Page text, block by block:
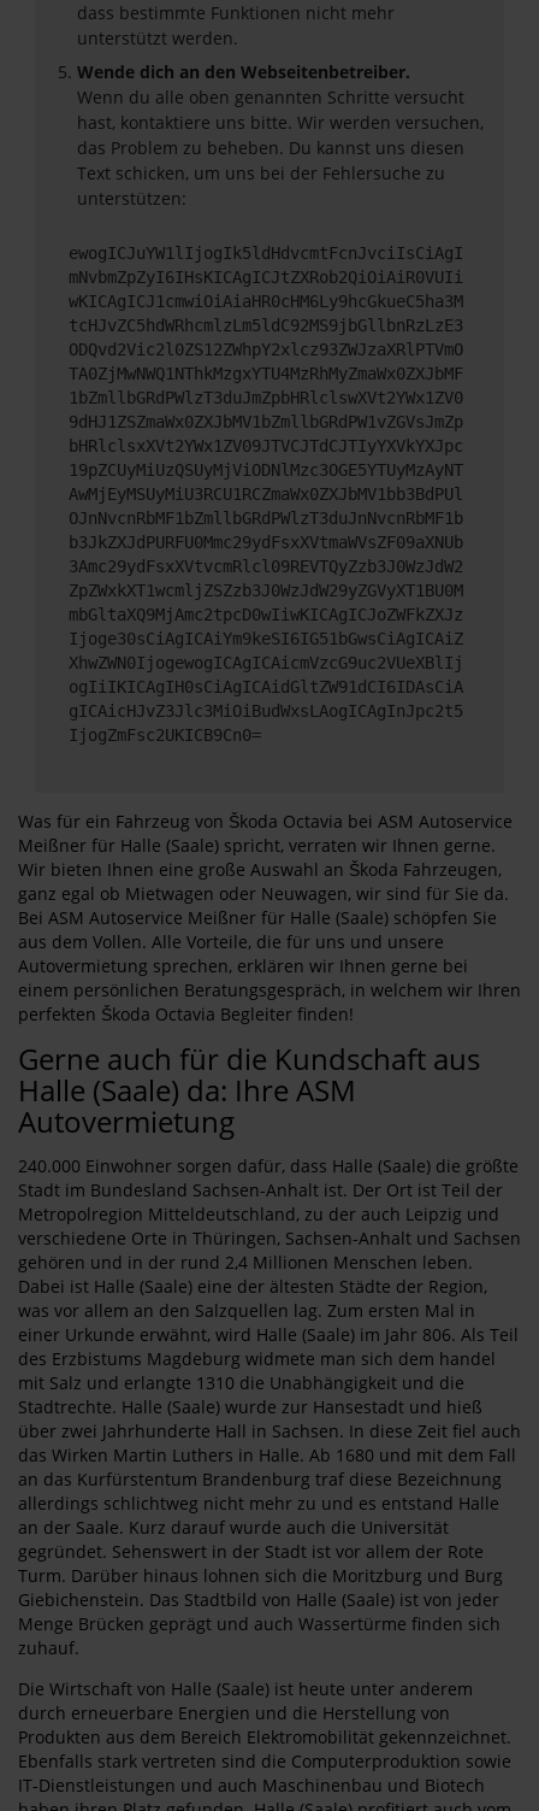
dass bestimmte Funktionen nicht mehr
unterstützt werden.
Wende dich an den Webseitenbetreiber.
Wenn du alle oben genannten Schritte versucht
hast, kontaktiere uns bitte. Wir werden versuchen,
das Problem zu beheben. Du kannst uns diesen
Text schicken, um uns bei der Fehlersuche zu
unterstützen:
ewogICJuYW1lIjogIk5ldHdvcmtFcnJvciIsCiAgI
mNvbmZpZyI6IHsKICAgICJtZXRob2QiOiAiR0VUIi
wKICAgICJ1cmwiOiAiaHR0cHM6Ly9hcGkueC5ha3M
tcHJvZC5hdWRhcmlzLm5ldC92MS9jbGllbnRzLzE3
ODQvd2Vic2l0ZS12ZWhpY2xlcz93ZWJzaXRlPTVmO
TA0ZjMwNWQ1NThkMzgxYTU4MzRhMyZmaWx0ZXJbMF
1bZmllbGRdPWlzT3duJmZpbHRlclswXVt2YWx1ZV0
9dHJ1ZSZmaWx0ZXJbMV1bZmllbGRdPW1vZGVsJmZp
bHRlclsxXVt2YWx1ZV09JTVCJTdCJTIyYXVkYXJpc
19pZCUyMiUzQSUyMjViODNlMzc3OGE5YTUyMzAyNT
AwMjEyMSUyMiU3RCU1RCZmaWx0ZXJbMV1bb3BdPUl
OJnNvcnRbMF1bZmllbGRdPWlzT3duJnNvcnRbMF1b
b3JkZXJdPURFU0Mmc29ydFsxXVtmaWVsZF09aXNUb
3Amc29ydFsxXVtvcmRlcl09REVTQyZzb3J0WzJdW2
ZpZWxkXT1wcmljZSZzb3J0WzJdW29yZGVyXT1BU0M
mbGltaXQ9MjAmc2tpcD0wIiwKICAgICJoZWFkZXJz
Ijoge30sCiAgICAiYm9keSI6IG51bGwsCiAgICAiZ
XhwZWN0IjogewogICAgICAicmVzcG9uc2VUeXBlIj
ogIiIKICAgIH0sCiAgICAidGltZW91dCI6IDAsCiA
gICAicHJvZ3Jlc3MiOiBudWxsLAogICAgInJpc2t5
IjogZmFsc2UKICB9Cn0=
Was für ein Fahrzeug von Škoda Octavia bei ASM Autoservice
Meißner für Halle (Saale) spricht, verraten wir Ihnen gerne.
Wir bieten Ihnen eine große Auswahl an Škoda Fahrzeugen,
ganz egal ob Mietwagen oder Neuwagen, wir sind für Sie da.
Bei ASM Autoservice Meißner für Halle (Saale) schöpfen Sie
aus dem Vollen. Alle Vorteile, die für uns und unsere
Autovermietung sprechen, erklären wir Ihnen gerne bei
einem persönlichen Beratungsgespräch, in welchem wir Ihren
perfekten Škoda Octavia Begleiter finden!
Gerne auch für die Kundschaft aus
Halle (Saale) da: Ihre ASM
Autovermietung
240.000 Einwohner sorgen dafür, dass Halle (Saale) die größte
Stadt im Bundesland Sachsen-Anhalt ist. Der Ort ist Teil der
Metropolregion Mitteldeutschland, zu der auch Leipzig und
verschiedene Orte in Thüringen, Sachsen-Anhalt und Sachsen
gehören und in der rund 2,4 Millionen Menschen leben.
Dabei ist Halle (Saale) eine der ältesten Städte der Region,
was vor allem an den Salzquellen lag. Zum ersten Mal in
einer Urkunde erwähnt, wird Halle (Saale) im Jahr 806. Als Teil
des Erzbistums Magdeburg widmete man sich dem handel
mit Salz und erlangte 1310 die Unabhängigkeit und die
Stadtrechte. Halle (Saale) wurde zur Hansestadt und hieß
über zwei Jahrhunderte Hall in Sachsen. In diese Zeit fiel auch
das Wirken Martin Luthers in Halle. Ab 1680 und mit dem Fall
an das Kurfürstentum Brandenburg traf diese Bezeichnung
allerdings schlichtweg nicht mehr zu und es entstand Halle
an der Saale. Kurz darauf wurde auch die Universität
gegründet. Sehenswert in der Stadt ist vor allem der Rote
Turm. Darüber hinaus lohnen sich die Moritzburg und Burg
Giebichenstein. Das Stadtbild von Halle (Saale) ist von jeder
Menge Brücken geprägt und auch Wassertürme finden sich
zuhauf.
Die Wirtschaft von Halle (Saale) ist heute unter anderem
durch erneuerbare Energien und die Herstellung von
Produkten aus dem Bereich Elektromobilität gekennzeichnet.
Ebenfalls stark vertreten sind die Computerproduktion sowie
IT-Dienstleistungen und auch Maschinenbau und Biotech